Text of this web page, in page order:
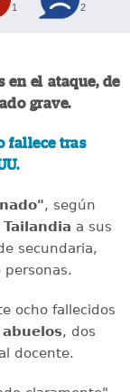
1 2
en el ataque, de
grave.
fallece tras
, según
Tailandia a sus
secundaria,
personas.
ocho fallecidos
, dos
docente.